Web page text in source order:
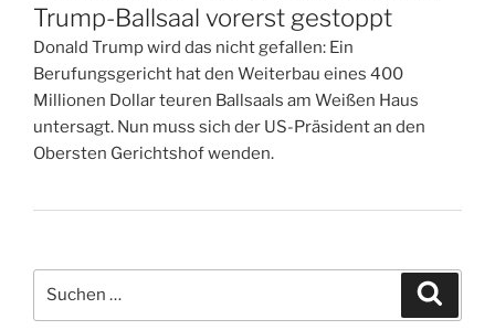
Trump-Ballsaal vorerst gestoppt
Donald Trump wird das nicht gefallen: Ein
Berufungsgericht hat den Weiterbau eines 400
Millionen Dollar teuren Ballsaals am Weißen Haus
untersagt. Nun muss sich der US-Präsident an den
Obersten Gerichtshof wenden.
nach: